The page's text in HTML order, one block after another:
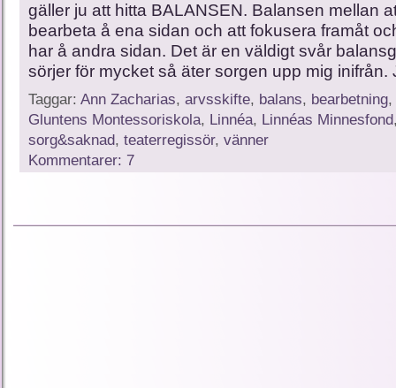
gäller ju att hitta BALANSEN. Balansen mellan
bearbeta å ena sidan och att fokusera framåt
har å andra sidan. Det är en väldigt svår
sörjer för mycket så äter sorgen upp mig
Taggar: Ann Zacharias, arvsskifte, balans, bearbetning,
Gluntens Montessoriskola, Linnéa, Linnéas Minnesfond
sorg&saknad, teaterregissör, vänner
Kommentarer: 7